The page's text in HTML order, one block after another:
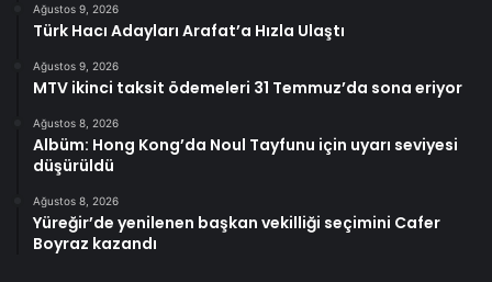
Ağustos 9, 2026
Türk Hacı Adayları Arafat’a Hızla Ulaştı
Ağustos 9, 2026
MTV ikinci taksit ödemeleri 31 Temmuz’da sona eriyor
Ağustos 8, 2026
Albüm: Hong Kong’da Noul Tayfunu için uyarı seviyesi
düşürüldü
Ağustos 8, 2026
Yüreğir’de yenilenen başkan vekilliği seçimini Cafer
Boyraz kazandı